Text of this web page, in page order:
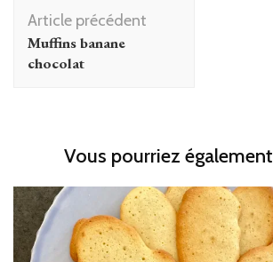
Navigation
d'article
Article précédent
Muffins banane
chocolat
Vous pourriez